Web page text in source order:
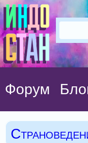
Форум